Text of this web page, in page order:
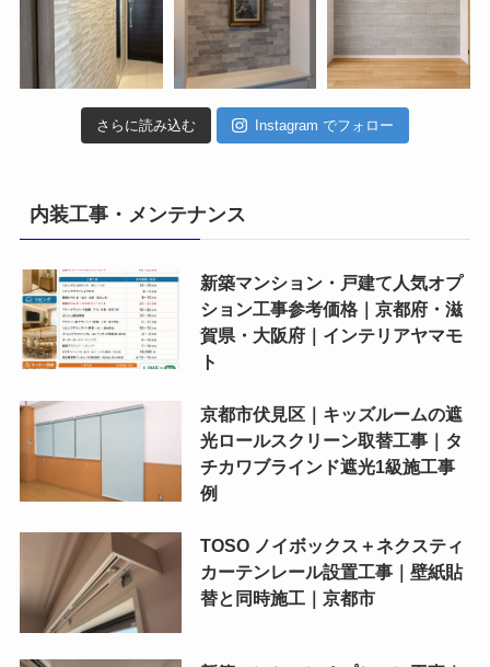
さらに読み込む Instagram でフォロー
内装工事・メンテナンス
新築マンション・戸建て人気オプ
ション工事参考価格｜京都府・滋
賀県・大阪府｜インテリアヤマモ
ト
京都市伏見区｜キッズルームの遮
光ロールスクリーン取替工事｜タ
チカワブラインド遮光1級施工事
例
TOSO ノイボックス＋ネクスティ
カーテンレール設置工事｜壁紙貼
替と同時施工｜京都市